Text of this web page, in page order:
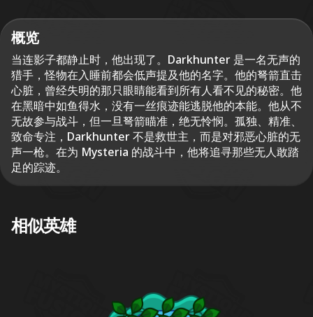
概览
当连影子都静止时，他出现了。Darkhunter 是一名无声的
猎手，怪物在入睡前都会低声提及他的名字。他的弩箭直击
心脏，曾经失明的那只眼睛能看到所有人看不见的秘密。他
在黑暗中如鱼得水，没有一丝痕迹能逃脱他的本能。他从不
无故参与战斗，但一旦弩箭瞄准，绝无怜悯。孤独、精准、
致命专注，Darkhunter 不是救世主，而是对邪恶心脏的无
声一枪。在为 Mysteria 的战斗中，他将追寻那些无人敢踏
足的踪迹。
相似英雄